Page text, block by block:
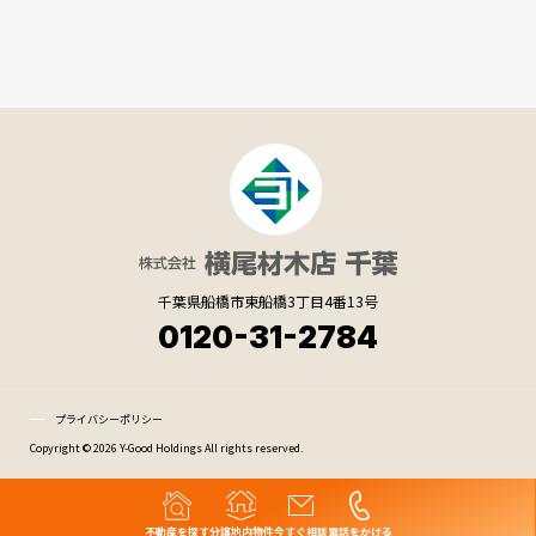
不動産を探す分譲地内物件今すぐ相談電話をかける
千葉県船橋市東船橋3丁目4番13号
0120-31-2784
Copyright © 2026 Y-Good Holdings All rights reserved.
プライバシーポリシー